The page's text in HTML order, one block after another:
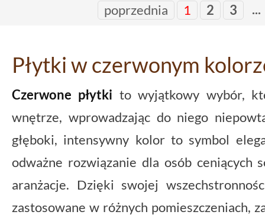
poprzednia 1 2 3 ...
Płytki w czerwonym
Czerwone płytki to wyjątkowy wybór,
wnętrze, wprowadzając do niego
głęboki, intensywny kolor to symbol
odważne rozwiązanie dla osób ceniących
aranżacje. Dzięki swojej
zastosowane w różnych pomieszczeniach,